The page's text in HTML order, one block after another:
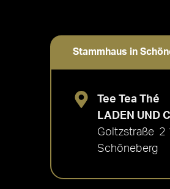
Stammhaus in
Tee Tea Thé
LADEN UND
Goltzstraße 2
Schöneberg